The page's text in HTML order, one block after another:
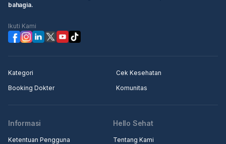
bahagia.
Ikuti Kami
Kategori
Cek Kesehatan
Booking Dokter
Komunitas
Informasi
Ketentuan Pengguna
Hello Sehat
Tentang Kami